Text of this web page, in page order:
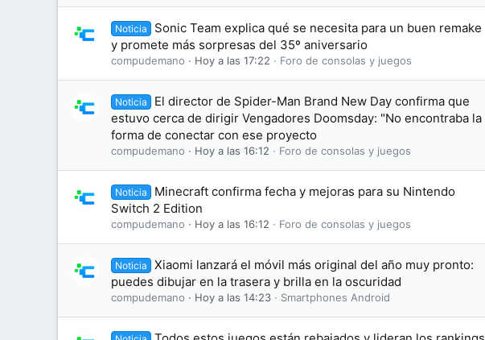
Noticia
Sonic Team explica qué se necesita para un buen remake
y promete más sorpresas del 35º aniversario
compudemano Hoy a las 17:22 Foro de consolas y juegos
Noticia
El director de Spider-Man Brand New Day confirma que
estuvo cerca de dirigir Vengadores Doomsday: "No encontraba la
forma de conectar con ese proyecto
compudemano Hoy a las 16:12 Foro de consolas y juegos
Noticia
Minecraft confirma fecha y mejoras para su Nintendo
Switch 2 Edition
compudemano Hoy a las 16:12 Foro de consolas y juegos
Noticia
Xiaomi lanzará el móvil más original del año muy pronto:
puedes dibujar en la trasera y brilla en la oscuridad
compudemano Hoy a las 14:23 Smartphones Android